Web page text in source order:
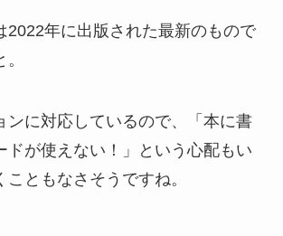
2022年に出版された最新のもので
ンに対応しているので、「本に書
ドが使えない！」という心配もい
こともなさそうですね。